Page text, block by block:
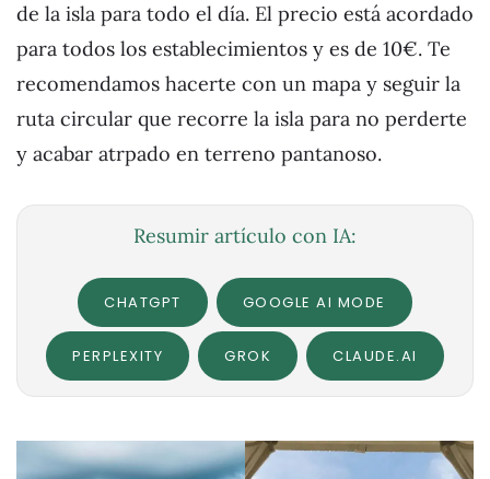
de la isla para todo el día. El precio está acordado
para todos los establecimientos y es de 10€. Te
recomendamos hacerte con un mapa y seguir la
ruta circular que recorre la isla para no perderte
y acabar atrpado en terreno pantanoso.
Resumir artículo con IA:
CHATGPT GOOGLE AI MODE
PERPLEXITY GROK CLAUDE.AI